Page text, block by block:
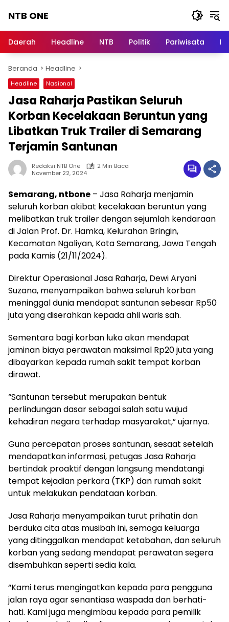
NTB ONE
dan
Berita
Lombok
Daerah Headline NTB Politik Pariwisata
Beranda Headline
Headline Nasional
Jasa Raharja Pastikan Seluruh
Korban Kecelakaan Beruntun yang
Libatkan Truk Trailer di Semarang
Terjamin Santunan
Redaksi NTB One
2 Min Baca
November 22, 2024
Semarang, ntbone – Jasa Raharja menjamin
seluruh korban akibat kecelakaan beruntun yang
melibatkan truk trailer dengan sejumlah kendaraan
di Jalan Prof. Dr. Hamka, Kelurahan Bringin,
Kecamatan Ngaliyan, Kota Semarang, Jawa Tengah
pada Kamis (21/11/2024).
Direktur Operasional Jasa Raharja, Dewi Aryani
Suzana, menyampaikan bahwa seluruh korban
meninggal dunia mendapat santunan sebesar Rp50
juta yang diserahkan kepada ahli waris sah.
Sementara bagi korban luka akan mendapat
jaminan biaya perawatan maksimal Rp20 juta yang
dibayarkan kepada rumah sakit tempat korban
dirawat.
“Santunan tersebut merupakan bentuk
perlindungan dasar sebagai salah satu wujud
kehadiran negara terhadap masyarakat,” ujarnya.
Guna percepatan proses santunan, sesaat setelah
mendapatkan informasi, petugas Jasa Raharja
bertindak proaktif dengan langsung mendatangi
tempat kejadian perkara (TKP) dan rumah sakit
untuk melakukan pendataan korban.
Jasa Raharja menyampaikan turut prihatin dan
berduka cita atas musibah ini, semoga keluarga
yang ditinggalkan mendapat ketabahan, dan seluruh
korban yang sedang mendapat perawatan segera
disembuhkan seperti sedia kala.
“Kami terus mengingatkan kepada para pengguna
jalan raya agar senantiasa waspada dan berhati-
hati. Kami juga mengimbau kepada para pemilik